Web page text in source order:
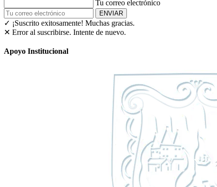
Tu correo electrónico
ENVIAR
✓ ¡Suscrito exitosamente! Muchas gracias.
✕ Error al suscribirse. Intente de nuevo.
Apoyo Institucional